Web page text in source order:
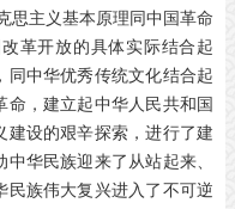
思主义基本原理同中国革命
革开放的具体实际结合起
同中华优秀传统文化结合起
，建立起中华人民共和国
建设的艰辛探索，进行了建
华民族迎来了从站起来、
民族伟大复兴进入了不可逆